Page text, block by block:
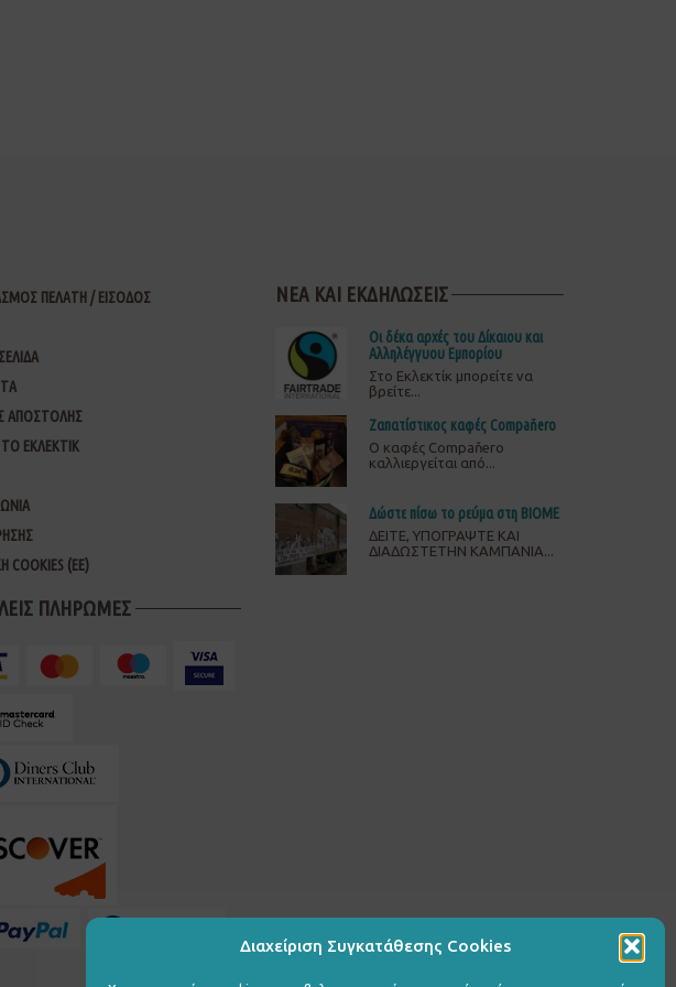
Διαχείριση Συγκατάθεσης Cookies
ΠΕΛΑΤΗ / ΕΙΣΟΔΟΣ
ΑΠΟΣΤΟΛΗΣ
ΤΟ ΕΚΛΕΚΤΙΚ
COOKIES (ΕΕ)
ΠΛΗΡΩΜΕΣ
ΝΕΑ ΚΑΙ ΕΚΔΗΛΩΣΕΙΣ
Οι δέκα αρχές του Δίκαιου και
Αλληλέγγυου Εμπορίου
Στο Εκλεκτίκ μπορείτε να
βρείτε...
Ζαπατίστικος καφές Compaňero
O καφές Compaňero
καλλιεργείται από...
Δώστε πίσω το ρεύμα στη ΒΙΟΜΕ
ΔΕΙΤΕ, ΥΠΟΓΡΑΨΤΕ ΚΑΙ
ΔΙΑΔΩΣΤΕΤΗΝ ΚΑΜΠΑΝΙΑ...